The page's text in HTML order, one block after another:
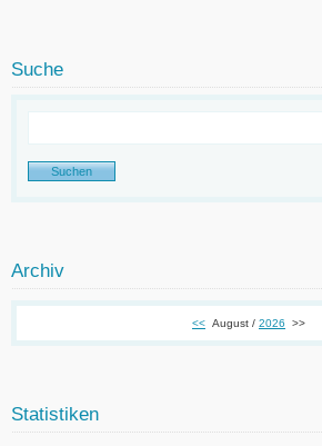
Suche
Archiv
<< August / 2026 >>
Statistiken